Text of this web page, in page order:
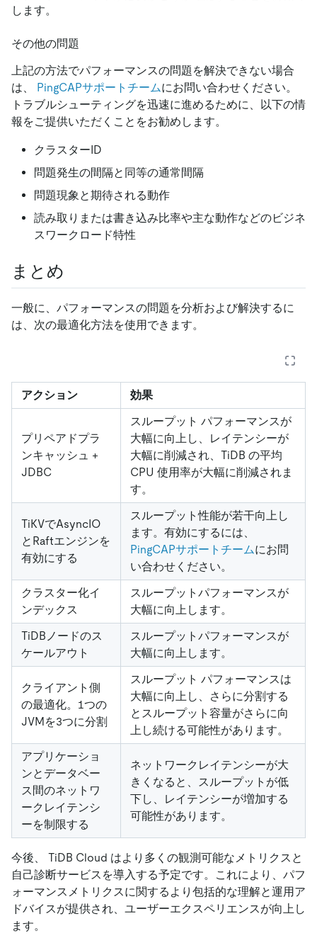
します。
その他の問題
上記の方法でパフォーマンスの問題を解決できない場合
は、
PingCAPサポートチームにお問い合わせください。
トラブルシューティングを迅速に進めるために、以下の情
報をご提供いただくことをお勧めします。
クラスターID
問題発生の間隔と同等の通常間隔
問題現象と期待される動作
読み取りまたは書き込み比率や主な動作などのビジネ
スワークロード特性
まとめ
一般に、パフォーマンスの問題を分析および解決するに
は、次の最適化方法を使用できます。
アクション 効果
プリペアドプラ
ンキャッシュ +
JDBC
スループット パフォーマンスが
大幅に向上し、レイテンシーが
大幅に削減され、TiDB の平均
CPU 使用率が大幅に削減されま
す。
TiKVでAsyncIO
とRaftエンジンを
有効にする
スループット性能が若干向上し
ます。有効にするには、
PingCAPサポートチームにお問
い合わせください。
クラスター化イ
ンデックス
スループットパフォーマンスが
大幅に向上します。
TiDBノードのス
ケールアウト
スループットパフォーマンスが
大幅に向上します。
クライアント側
の最適化。1つの
JVMを3つに分割
スループット パフォーマンスは
大幅に向上し、さらに分割する
とスループット容量がさらに向
上し続ける可能性があります。
アプリケーショ
ンとデータベー
ス間のネットワ
ークレイテンシ
ーを制限する
ネットワークレイテンシーが大
きくなると、スループットが低
下し、レイテンシーが増加する
可能性があります。
今後、 TiDB Cloud はより多くの観測可能なメトリクスと
自己診断サービスを導入する予定です。これにより、パフ
ォーマンスメトリクスに関するより包括的な理解と運用ア
ドバイスが提供され、ユーザーエクスペリエンスが向上し
ます。